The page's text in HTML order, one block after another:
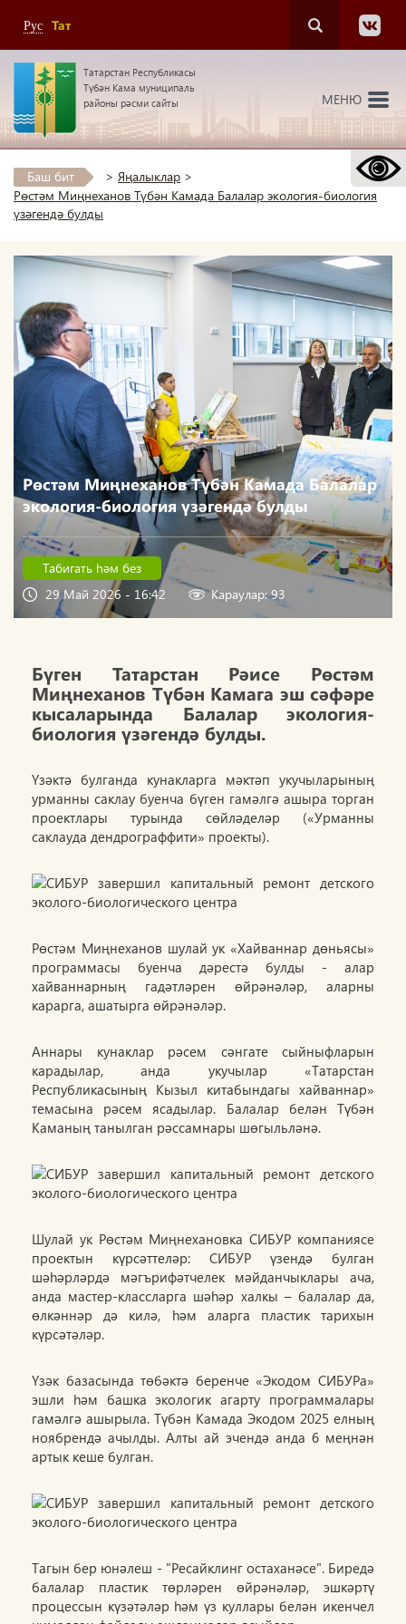
Рус Тат
Татарстан Республикасы
Түбән Кама муниципаль
районы рәсми сайты
МЕНЮ
Баш бит > Яңалыклар >
Рөстәм Миңнеханов Түбән Камада Балалар экология-биология
үзәгендә булды
Рөстәм Миңнеханов Түбән Камада Балалар
экология-биология үзәгендә булды
Табигать һәм без
29 Май 2026 - 16:42
Караулар: 93
Бүген Татарстан Рәисе Рөстәм
Миңнеханов Түбән Камага эш сәфәре
кысаларында Балалар экология-
биология үзәгендә булды.
Үзәктә булганда кунакларга мәктәп укучыларының
урманны саклау буенча бүген гамәлгә ашыра торган
проектлары турында сөйләделәр («Урманны
саклауда дендрограффити» проекты).
Рөстәм Миңнеханов шулай ук «Хайваннар дөньясы»
программасы буенча дәрестә булды - алар
хайваннарның гадәтләрен өйрәнәләр, аларны
карарга, ашатырга өйрәнәләр.
Аннары кунаклар рәсем сәнгате сыйныфларын
карадылар, анда укучылар «Татарстан
Республикасының Кызыл китабындагы хайваннар»
темасына рәсем ясадылар. Балалар белән Түбән
Каманың танылган рәссамнары шөгыльләнә.
Шулай ук Рөстәм Миңнехановка СИБУР компаниясе
проектын күрсәттеләр: СИБУР үзендә булган
шәһәрләрдә мәгърифәтчелек мәйданчыклары ача,
анда мастер-классларга шәһәр халкы – балалар да,
өлкәннәр дә килә, һәм аларга пластик тарихын
күрсәтәләр.
Үзәк базасында төбәктә беренче «Экодом СИБУРа»
эшли һәм башка экологик агарту программалары
гамәлгә ашырыла. Түбән Камада Экодом 2025 елның
ноябрендә ачылды. Алты ай эчендә анда 6 меңнән
артык кеше булган.
Тагын бер юнәлеш - "Ресайклинг остаханәсе". Биредә
балалар пластик төрләрен өйрәнәләр, эшкәртү
процессын күзәтәләр һәм үз куллары белән икенчел